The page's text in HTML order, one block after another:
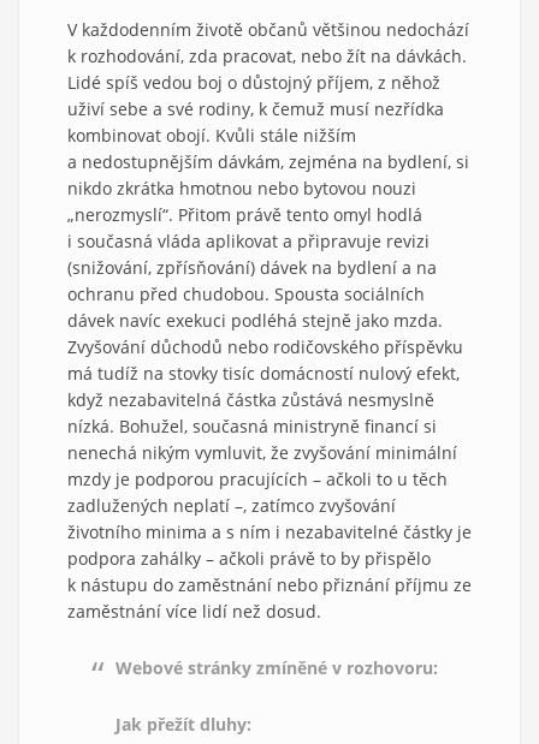
V každodenním životě občanů většinou nedochází
k rozhodování, zda pracovat, nebo žít na dávkách.
Lidé spíš vedou boj o důstojný příjem, z něhož
uživí sebe a své rodiny, k čemuž musí nezřídka
kombinovat obojí. Kvůli stále nižším
a nedostupnějším dávkám, zejména na bydlení, si
nikdo zkrátka hmotnou nebo bytovou nouzi
„nerozmyslí“. Přitom právě tento omyl hodlá
i současná vláda aplikovat a připravuje revizi
(snižování, zpřísňování) dávek na bydlení a na
ochranu před chudobou. Spousta sociálních
dávek navíc exekuci podléhá stejně jako mzda.
Zvyšování důchodů nebo rodičovského příspěvku
má tudíž na stovky tisíc domácností nulový efekt,
když nezabavitelná částka zůstává nesmyslně
nízká. Bohužel, současná ministryně financí si
nenechá nikým vymluvit, že zvyšování minimální
mzdy je podporou pracujících – ačkoli to u těch
zadlužených neplatí –, zatímco zvyšování
životního minima a s ním i nezabavitelné částky je
podpora zahálky – ačkoli právě to by přispělo
k nástupu do zaměstnání nebo přiznání příjmu ze
zaměstnání více lidí než dosud.
Webové stránky zmíněné v rozhovoru:
Jak přežít dluhy: